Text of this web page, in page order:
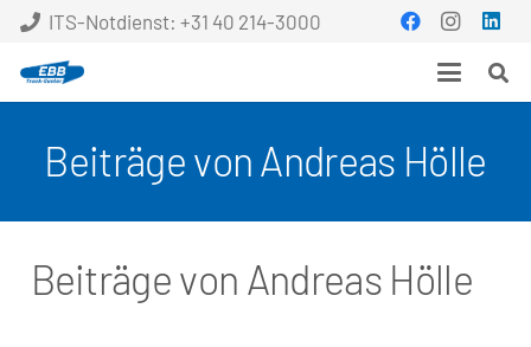
ITS-Notdienst: +31 40 214-3000
Beiträge von Andreas Hölle
Beiträge von Andreas Hölle